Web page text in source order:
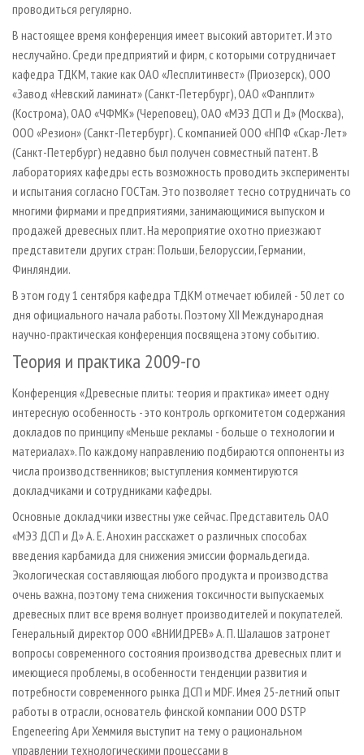
проводиться регулярно.
В настоящее время конференция имеет высокий авторитет. И это
неслучайно. Среди предприятий и фирм, с которыми сотрудничает
кафедра ТДКМ, такие как ОАО «Лесплитинвест» (Приозерск), ООО
«Завод «Невский ламинат» (Санкт-Петербург), ОАО «Фанплит»
(Кострома), ОАО «ЧФМК» (Череповец), ОАО «МЭЗ ДСП и Д» (Москва),
ООО «Резион» (Санкт-Петербург). С компанией ООО «НПФ «Скар-Лет»
(Санкт-Петербург) недавно был получен совместный патент. В
лабораториях кафедры есть возможность проводить эксперименты
и испытания согласно ГОСТам. Это позволяет тесно сотрудничать со
многими фирмами и предприятиями, занимающимися выпуском и
продажей древесных плит. На мероприятие охотно приезжают
представители других стран: Польши, Белоруссии, Германии,
Финляндии.
В этом году 1 сентября кафедра ТДКМ отмечает юбилей - 50 лет со
дня официального начала работы. Поэтому XII Международная
научно-практическая конференция посвящена этому событию.
Теория и практика 2009-го
Конференция «Древесные плиты: теория и практика» имеет одну
интересную особенность - это контроль оргкомитетом содержания
докладов по принципу «Меньше рекламы - больше о технологии и
материалах». По каждому направлению подбираются оппоненты из
числа производственников; выступления комментируются
докладчиками и сотрудниками кафедры.
Основные докладчики известны уже сейчас. Представитель ОАО
«МЭЗ ДСП и Д» А. Е. Анохин расскажет о различных способах
введения карбамида для снижения эмиссии формальдегида.
Экологическая составляющая любого продукта и производства
очень важна, поэтому тема снижения токсичности выпускаемых
древесных плит все время волнует производителей и покупателей.
Генеральный директор ООО «ВНИИДРЕВ» А. П. Шалашов затронет
вопросы современного состояния производства древесных плит и
имеющиеся проблемы, в особенности тенденции развития и
потребности современного рынка ДСП и MDF. Имея 25-летний опыт
работы в отрасли, основатель финской компании ООО DSTP
Engeneering Ари Хеммиля выступит на тему о рациональном
управлении технологическими процессами в